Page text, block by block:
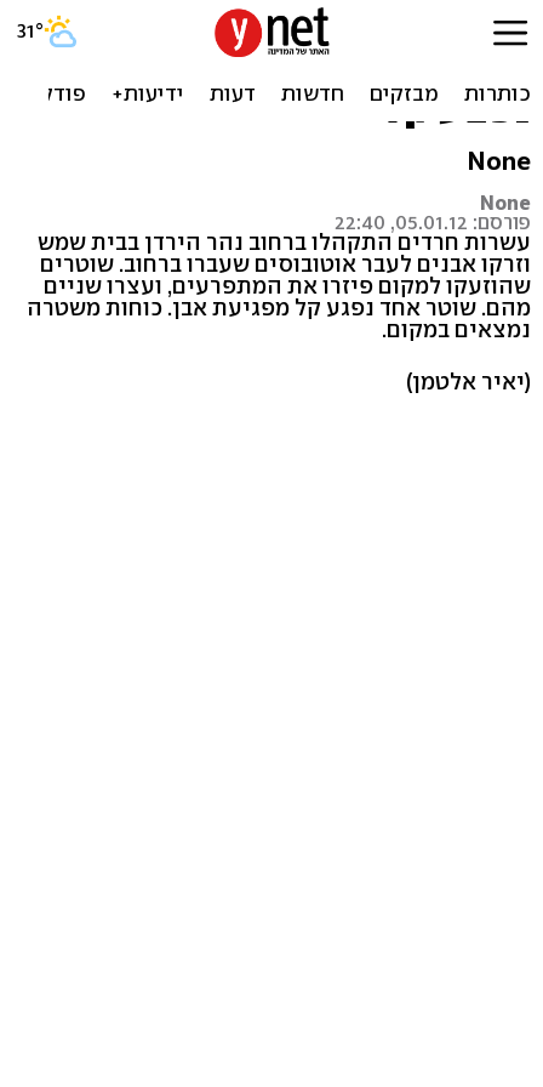
חרדים יידו אבנים לעבר
אוטובוסים בבית שמש; שוטר
נפצע קל
None
None
פורסם: 05.01.12, 22:40
עשרות חרדים התקהלו ברחוב נהר הירדן בבית שמש
וזרקו אבנים לעבר אוטובוסים שעברו ברחוב. שוטרים
שהוזעקו למקום פיזרו את המתפרעים, ועצרו שניים
מהם. שוטר אחד נפגע קל מפגיעת אבן. כוחות משטרה
נמצאים במקום.
(יאיר אלטמן)